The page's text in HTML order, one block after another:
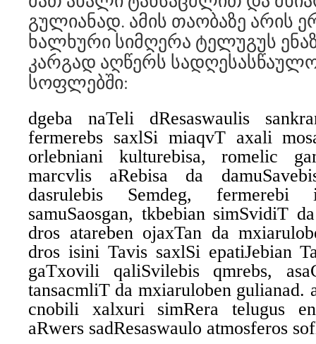
გულიანად. ამის თაობაზე არის
ხალხური სიმღერა ტელუგუს
კარგად აღწერს
სოფლებში:
dgeba naTeli dResaswaulis
fermerebs saxlSi miaqvT axali
orlebniani kulturebisa, romelic
marcvlis aRebisa da
dasrulebis Semdeg, fermerebi
samuSaosgan, tkbebian simSvidiT
dros atareben ojaxTan da
dros isini Tavis saxlSi epatiJebian
gaTxovili qaliSvilebis qmrebs,
tansacmliT da mxiaruloben gulianad.
cnobili xalxuri simRera telugus
aRwers sadResaswaulo atmosferos